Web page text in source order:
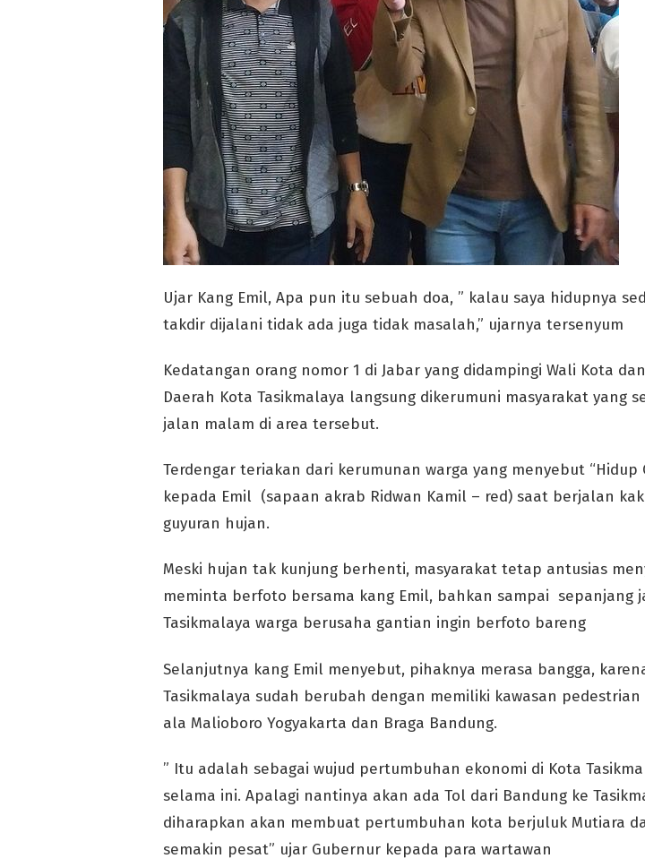
Ujar Kang Emil, Apa pun itu sebuah doa, ” kalau saya hidupnya
takdir dijalani tidak ada juga tidak masalah,” ujarnya tersenyum
Kedatangan orang nomor 1 di Jabar yang didampingi Wali Kota
Daerah Kota Tasikmalaya langsung dikerumuni masyarakat yang
jalan malam di area tersebut.
Terdengar teriakan dari kerumunan warga yang menyebut “Hidup
kepada Emil (sapaan akrab Ridwan Kamil – red) saat berjalan
guyuran hujan.
Meski hujan tak kunjung berhenti, masyarakat tetap antusias
meminta berfoto bersama kang Emil, bahkan sampai sepanjang
Tasikmalaya warga berusaha gantian ingin berfoto bareng
Selanjutnya kang Emil menyebut, pihaknya merasa bangga,
Tasikmalaya sudah berubah dengan memiliki kawasan
ala Malioboro Yogyakarta dan Braga Bandung.
” Itu adalah sebagai wujud pertumbuhan ekonomi di Kota
selama ini. Apalagi nantinya akan ada Tol dari Bandung ke
diharapkan akan membuat pertumbuhan kota berjuluk Mutiara
semakin pesat” ujar Gubernur kepada para wartawan